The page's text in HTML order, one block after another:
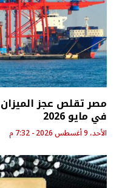
في مايو 2026
الأحد، 9 أغسطس 2026 - 7:32 م